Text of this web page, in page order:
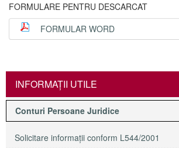
FORMULARE PENTRU DESCARCAT
FORMULAR WORD
INFORMAŢII UTILE
Conturi Persoane Juridice
Solicitare informaţii conform L544/2001